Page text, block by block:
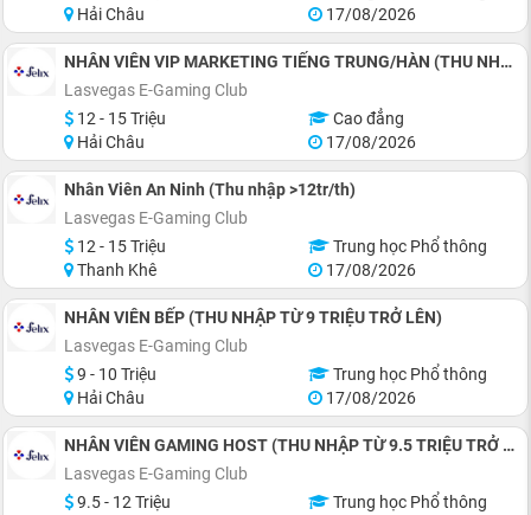
Hải Châu
17/08/2026
NHÂN VIÊN VIP MARKETING TIẾNG TRUNG/HÀN (THU NHẬP 12 TRIỆU TRỞ LÊN)
Lasvegas E-Gaming Club
12 - 15 Triệu
Cao đẳng
Hải Châu
17/08/2026
Nhân Viên An Ninh (Thu nhập >12tr/th)
Lasvegas E-Gaming Club
12 - 15 Triệu
Trung học Phổ thông
Thanh Khê
17/08/2026
NHÂN VIÊN BẾP (THU NHẬP TỪ 9 TRIỆU TRỞ LÊN)
Lasvegas E-Gaming Club
9 - 10 Triệu
Trung học Phổ thông
Hải Châu
17/08/2026
NHÂN VIÊN GAMING HOST (THU NHẬP TỪ 9.5 TRIỆU TRỞ LÊN)
Lasvegas E-Gaming Club
9.5 - 12 Triệu
Trung học Phổ thông